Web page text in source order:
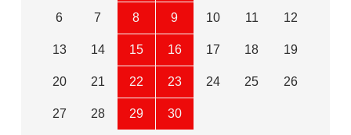
6 7 8 9 10 11 12
13 14 15 16 17 18 19
20 21 22 23 24 25 26
27 28 29 30